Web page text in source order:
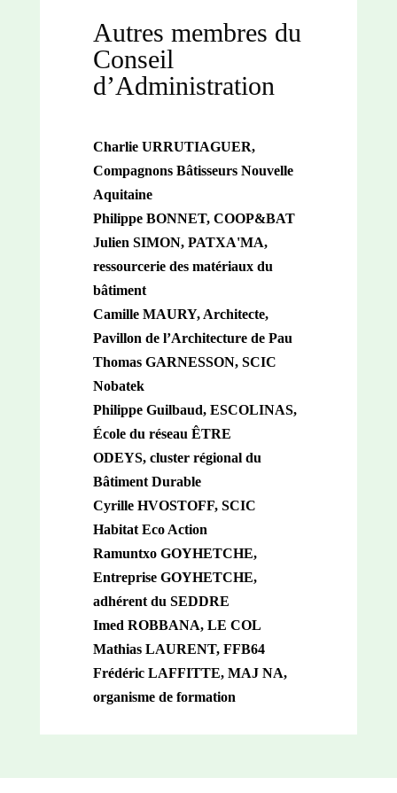
Autres membres du
Conseil
d’Administration
Charlie URRUTIAGUER,
Compagnons Bâtisseurs Nouvelle
Aquitaine
Philippe BONNET, COOP&BAT
Julien SIMON, PATXA'MA,
ressourcerie des matériaux du
bâtiment
Camille MAURY, Architecte,
Pavillon de l’Architecture de Pau
Thomas GARNESSON, SCIC
Nobatek
Philippe Guilbaud, ESCOLINAS,
École du réseau ÊTRE
ODEYS, cluster régional du
Bâtiment Durable
Cyrille HVOSTOFF, SCIC
Habitat Eco Action
Ramuntxo GOYHETCHE,
Entreprise GOYHETCHE,
adhérent du SEDDRE
Imed ROBBANA, LE COL
Mathias LAURENT, FFB64
Frédéric LAFFITTE, MAJ NA,
organisme de formation